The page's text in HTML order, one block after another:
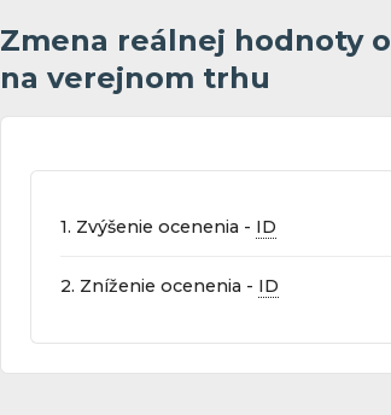
Zmena reálnej hodnoty
na verejnom trhu
1. Zvýšenie ocenenia - ID
2. Zníženie ocenenia - ID